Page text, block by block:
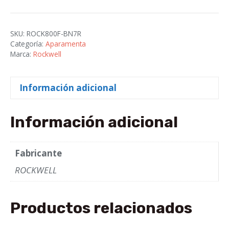
mm
SKU: ROCK800F-BN7R
Categoría: Aparamenta
Marca: Rockwell
Información adicional
Información adicional
Fabricante
ROCKWELL
Productos relacionados